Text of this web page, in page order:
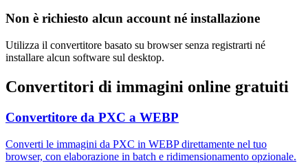
Non è richiesto alcun account né installazione
Utilizza il convertitore basato su browser senza registrarti né
installare alcun software sul desktop.
Convertitori di immagini online gratuiti
Convertitore da PXC a WEBP
Converti le immagini da PXC in WEBP direttamente nel tuo
browser, con elaborazione in batch e ridimensionamento opzionale.